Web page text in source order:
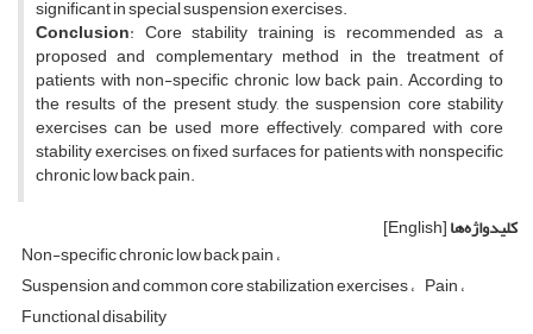
significant in special suspension exercises.
Conclusion: Core stability training is recommended as a
proposed and complementary method in the treatment of
patients with non-specific chronic low back pain. According to
the results of the present study, the suspension core stability
exercises can be used more effectively, compared with core
stability exercises, on fixed surfaces for patients with nonspecific
chronic low back pain.
کلیدواژه‌ها[English]
Non-specific chronic low back pain
Suspension and common core stabilization exercises Pain
Functional disability